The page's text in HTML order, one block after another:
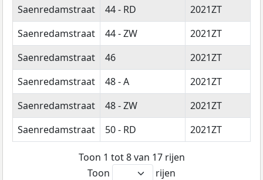
Saenredamstraat
44 - RD 2021ZT
Saenredamstraat
44 - ZW 2021ZT
Saenredamstraat
46 2021ZT
Saenredamstraat
48 - A 2021ZT
Saenredamstraat
48 - ZW 2021ZT
Saenredamstraat
50 - RD 2021ZT
Toon 1 tot 8 van 17 rijen
Toon
rijen